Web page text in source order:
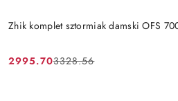
Zhik komplet sztormiak damski OFS
Cena
2995.70
Cena
3328.56